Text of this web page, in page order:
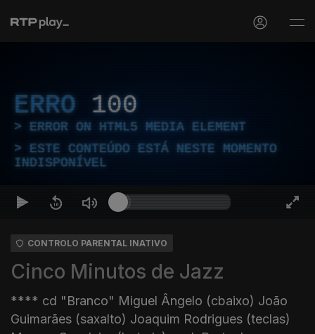
ERRO 100
ERROR ON HTML5 MEDIA ELEMENT
ESTE CONTEÚDO ESTÁ NESTE MOMENTO
INDISPONÍVEL
CONTROLO PARENTAL INATIVO
Cinco Minutos de Jazz
**** cd "Branco" Miguel Ângelo (cbaixo) João
Guimarães (saxalto) Joaquim Rodrigues (teclas)